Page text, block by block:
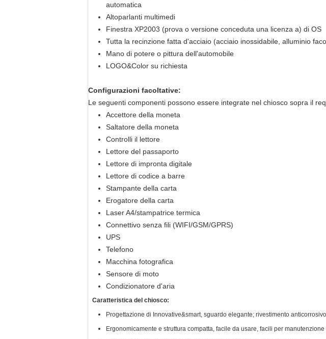
automatica
Altoparlanti multimedi
Finestra XP2003 (prova o versione conceduta una licenza a) di OS
Tutta la recinzione fatta d'acciaio (acciaio inossidabile, alluminio
Mano di potere o pittura dell'automobile
LOGO&Color su richiesta
Configurazioni facoltative:
Le seguenti componenti possono essere integrate nel chiosco sopra il
Accettore della moneta
Saltatore della moneta
Controlli il lettore
Lettore del passaporto
Lettore di impronta digitale
Lettore di codice a barre
Stampante della carta
Erogatore della carta
Laser A4/stampatrice termica
Connettivo senza fili (WIFI/GSM/GPRS)
UPS
Telefono
Macchina fotografica
Sensore di moto
Condizionatore d'aria
Caratteristica del chiosco:
Progettazione di Innovative&smart, sguardo elegante; rivestimento
Ergonomicamente e struttura compatta, facile da usare, facili per manutenzione